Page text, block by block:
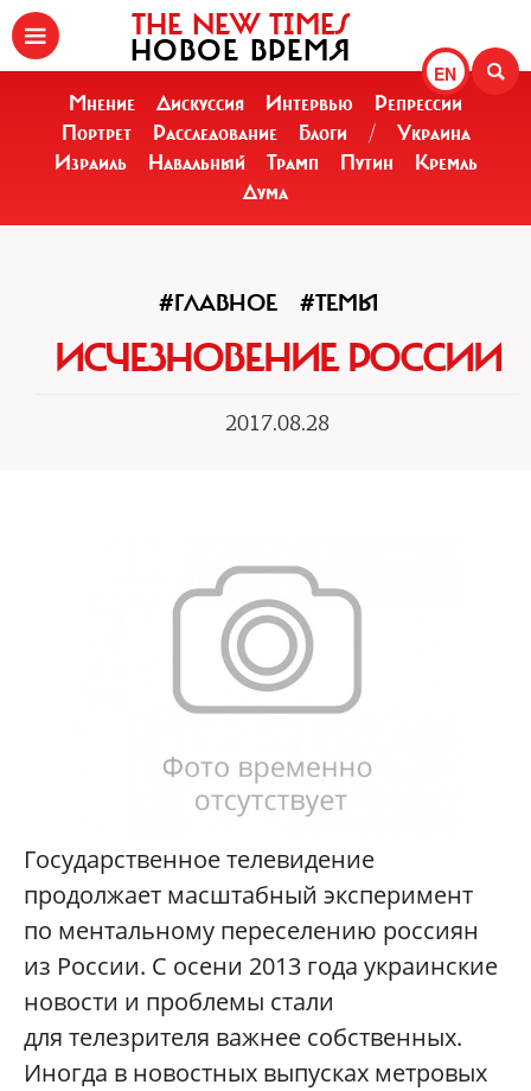
EN
THE NEW TIMES
НОВОЕ ВРЕМЯ
Мнение Дискуссия Интервью
Репрессии
Портрет
Расследование Блоги /
Украина
Израиль
Навальный Трамп Путин
Кремль
Дума
#ГЛАВНОЕ #ТЕМЫ
ИСЧЕЗНОВЕНИЕ РОССИИ
2017.08.28
Государственное телевидение
продолжает масштабный эксперимент
по ментальному переселению россиян
из России. С осени 2013 года украинские
новости и проблемы стали
для телезрителя важнее собственных.
Иногда в новостных выпусках метровых